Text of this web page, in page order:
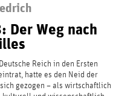
Der Weg nach
Reich in den Ersten
hatte es den Neid der
gezogen – als wirtschaftlich